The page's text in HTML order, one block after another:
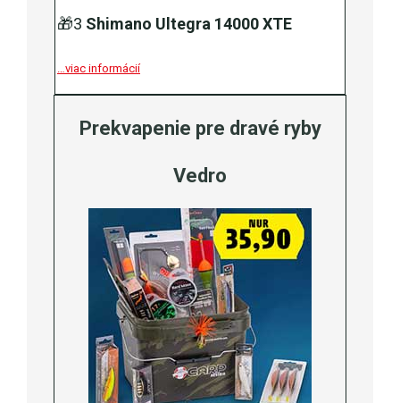
🎁3 Shimano Ultegra 14000 XTE
…viac informácií
Prekvapenie pre dravé ryby
Vedro